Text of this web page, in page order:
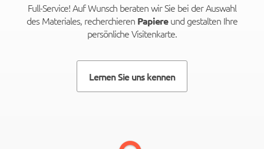
Full-Service! Auf Wunsch beraten wir Sie bei der Auswahl
des Materiales, recherchieren Papiereund gestalten Ihre
persönliche Visitenkarte.
Lernen Sie uns kennen